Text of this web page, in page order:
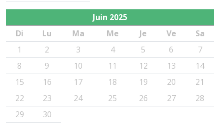
Juin 2025
Di
Lu Ma Me Je Ve
Sa
1
2 3 4 5 6
7
8
9 10 11 12 13
14
15
16 17 18 19 20
21
22
23 24 25 26 27
28
29
30